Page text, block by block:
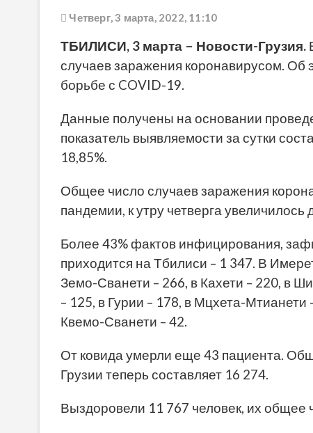
Четверг, 3 марта, 2022, 11:10
ТБИЛИСИ, 3 марта – Новости-Грузия.
случаев заражения коронавирусом.
борьбе с COVID-19.
Данные получены на основании
показатель выявляемости за сутки
18,85%.
Общее число случаев заражения
пандемии, к утру четверга увеличилось
Более 43% фактов инфицирования,
приходится на Тбилиси – 1 347. В
Земо-Сванети – 266, в Кахети – 220, в
– 125, в Гурии – 178, в Мцхета-
Квемо-Сванети – 42.
От ковида умерли еще 43 пациента.
Грузии теперь составляет 16 274.
Выздоровели 11 767 человек, их общее